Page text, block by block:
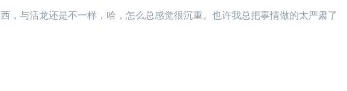
，与活龙还是不一样，哈，怎么总感觉很沉重。也许我总把事情做的太严肃了